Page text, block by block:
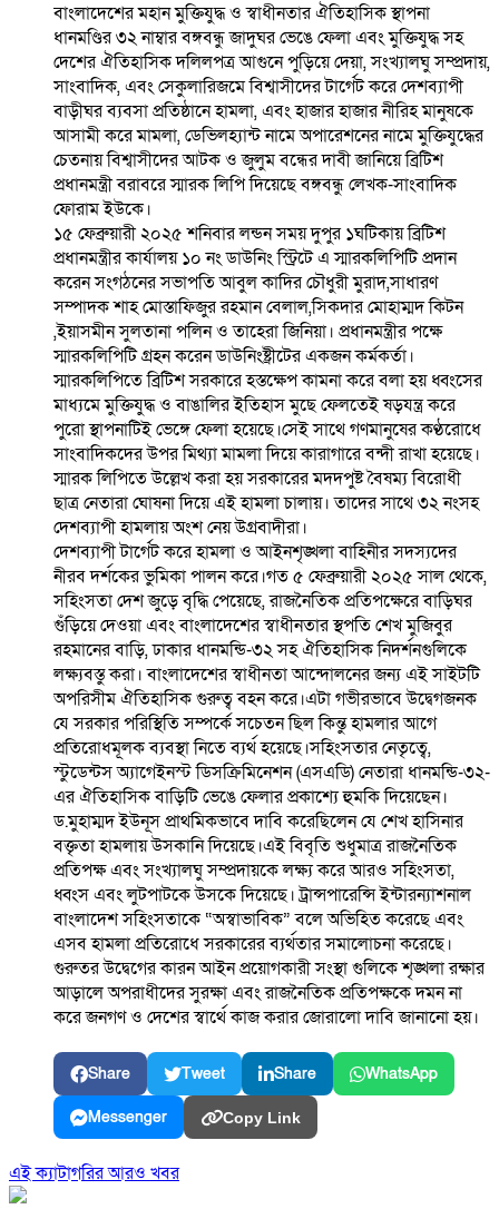
বাংলাদেশের মহান মুক্তিযুদ্ধ ও স্বাধীনতার ঐতিহাসিক স্থাপনা
ধানমণ্ডির ৩২ নাম্বার বঙ্গবন্ধু জাদুঘর ভেঙে ফেলা এবং মুক্তিযুদ্ধ সহ
দেশের ঐতিহাসিক দলিলপত্র আগুনে পুড়িয়ে দেয়া, সংখ্যালঘু সম্প্রদায়,
সাংবাদিক, এবং সেকুলারিজমে বিশ্বাসীদের টার্গেট করে দেশব্যাপী
বাড়ীঘর ব্যবসা প্রতিষ্ঠানে হামলা, এবং হাজার হাজার নীরিহ মানুষকে
আসামী করে মামলা, ডেভিলহ্যান্ট নামে অপারেশনের নামে মুক্তিযুদ্ধের
চেতনায় বিশ্বাসীদের আটক ও জুলুম বন্ধের দাবী জানিয়ে ব্রিটিশ
প্রধানমন্ত্রী বরাবরে স্মারক লিপি দিয়েছে বঙ্গবন্ধু লেখক-সাংবাদিক
ফোরাম ইউকে।
১৫ ফেব্রুয়ারী ২০২৫ শনিবার লন্ডন সময় দুপুর ১ঘটিকায় ব্রিটিশ
প্রধানমন্ত্রীর কার্যালয় ১০ নং ডাউনিং স্ট্রিটে এ স্মারকলিপিটি প্রদান
করেন সংগঠনের সভাপতি আবুল কাদির চৌধুরী মুরাদ,সাধারণ
সম্পাদক শাহ মোস্তাফিজুর রহমান বেলাল,সিকদার মোহাম্মদ কিটন
,ইয়াসমীন সুলতানা পলিন ও তাহেরা জিনিয়া। প্রধানমন্ত্রীর পক্ষে
স্মারকলিপিটি গ্রহন করেন ডাউনিংষ্ট্রীটের একজন কর্মকর্তা।
স্মারকলিপিতে ব্রিটিশ সরকারে হস্তক্ষেপ কামনা করে বলা হয় ধ্বংসের
মাধ্যমে মুক্তিযুদ্ধ ও বাঙালির ইতিহাস মুছে ফেলতেই ষড়যন্ত্র করে
পুরো স্থাপনাটিই ভেঙ্গে ফেলা হয়েছে।সেই সাথে গণমানুষের কণ্ঠরোধে
সাংবাদিকদের উপর মিথ্যা মামলা দিয়ে কারাগারে বন্দী রাখা হয়েছে।
স্মারক লিপিতে উল্লেখ করা হয় সরকারের মদদপুষ্ট বৈষম্য বিরোধী
ছাত্র নেতারা ঘোষনা দিয়ে এই হামলা চালায়। তাদের সাথে ৩২ নংসহ
দেশব্যাপী হামলায় অংশ নেয় উগ্রবাদীরা।
দেশব্যাপী টার্গেট করে হামলা ও আইনশৃঙ্খলা বাহিনীর সদস্যদের
নীরব দর্শকের ভুমিকা পালন করে।গত ৫ ফেব্রুয়ারী ২০২৫ সাল থেকে,
সহিংসতা দেশ জুড়ে বৃদ্ধি পেয়েছে, রাজনৈতিক প্রতিপক্ষেরে বাড়িঘর
গুঁড়িয়ে দেওয়া এবং বাংলাদেশের স্বাধীনতার স্থপতি শেখ মুজিবুর
রহমানের বাড়ি, ঢাকার ধানমন্ডি-৩২ সহ ঐতিহাসিক নিদর্শনগুলিকে
লক্ষ্যবস্তু করা। বাংলাদেশের স্বাধীনতা আন্দোলনের জন্য এই সাইটটি
অপরিসীম ঐতিহাসিক গুরুত্ব বহন করে।এটা গভীরভাবে উদ্বেগজনক
যে সরকার পরিস্থিতি সম্পর্কে সচেতন ছিল কিন্তু হামলার আগে
প্রতিরোধমূলক ব্যবস্থা নিতে ব্যর্থ হয়েছে।সহিংসতার নেতৃত্বে,
স্টুডেন্টস অ্যাগেইনস্ট ডিসক্রিমিনেশন (এসএডি) নেতারা ধানমন্ডি-৩২-
এর ঐতিহাসিক বাড়িটি ভেঙে ফেলার প্রকাশ্যে হুমকি দিয়েছেন।
ড.মুহাম্মদ ইউনূস প্রাথমিকভাবে দাবি করেছিলেন যে শেখ হাসিনার
বক্তৃতা হামলায় উসকানি দিয়েছে।এই বিবৃতি শুধুমাত্র রাজনৈতিক
প্রতিপক্ষ এবং সংখ্যালঘু সম্প্রদায়কে লক্ষ্য করে আরও সহিংসতা,
ধ্বংস এবং লুটপাটকে উসকে দিয়েছে। ট্রান্সপারেন্সি ইন্টারন্যাশনাল
বাংলাদেশ সহিংসতাকে “অস্বাভাবিক” বলে অভিহিত করেছে এবং
এসব হামলা প্রতিরোধে সরকারের ব্যর্থতার সমালোচনা করেছে।
গুরুতর উদ্বেগের কারন আইন প্রয়োগকারী সংস্থা গুলিকে শৃঙ্খলা রক্ষার
আড়ালে অপরাধীদের সুরক্ষা এবং রাজনৈতিক প্রতিপক্ষকে দমন না
করে জনগণ ও দেশের স্বার্থে কাজ করার জোরালো দাবি জানানো হয়।
Share Tweet Share WhatsApp
Messenger Copy Link
এই ক্যাটাগরির আরও খবর